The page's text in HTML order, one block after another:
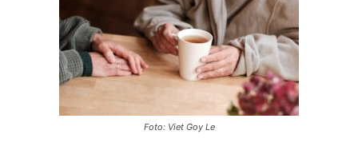
Foto: Viet Goy Le